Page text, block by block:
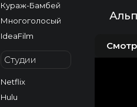
Кураж-Бамбей
Многоголосый
IdeaFilm
Студии
Netflix
Hulu